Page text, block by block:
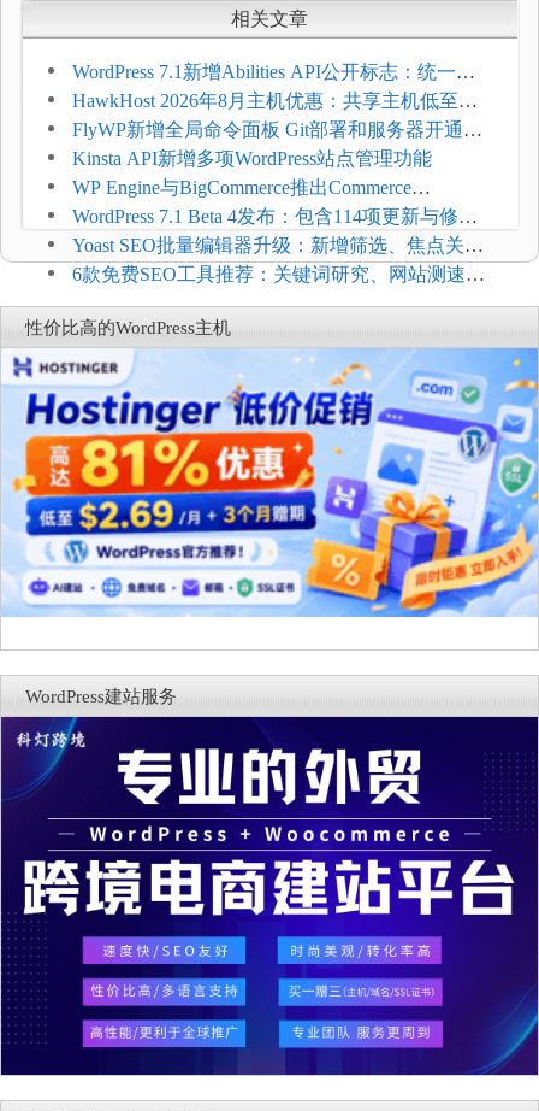
相关文章
WordPress 7.1新增Abilities API公开标志：统一支
持REST API、MCP与AI代理
HawkHost 2026年8月主机优惠：共享主机低至
$2.61/月，高性能主机同步折扣
FlyWP新增全局命令面板 Git部署和服务器开通更
方便
Kinsta API新增多项WordPress站点管理功能
WP Engine与BigCommerce推出Commerce
Connect：WordPress商店可保留前台体验并扩展电
商能力
WordPress 7.1 Beta 4发布：包含114项更新与修
复，仅建议在测试环境体验
Yoast SEO批量编辑器升级：新增筛选、焦点关键
词与AI元数据草稿
6款免费SEO工具推荐：关键词研究、网站测速与
AI可见度检查
性价比高的WordPress主机
WordPress建站服务